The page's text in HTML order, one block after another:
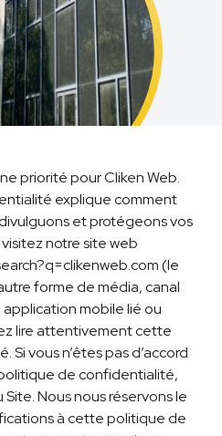
priorité pour Cliken Web.
explique comment
et protégeons vos
notre site web
(le
forme de média, canal
mobile lié ou
lire attentivement cette
vous n’êtes pas d’accord
de confidentialité,
Nous nous réservons le
à cette politique de